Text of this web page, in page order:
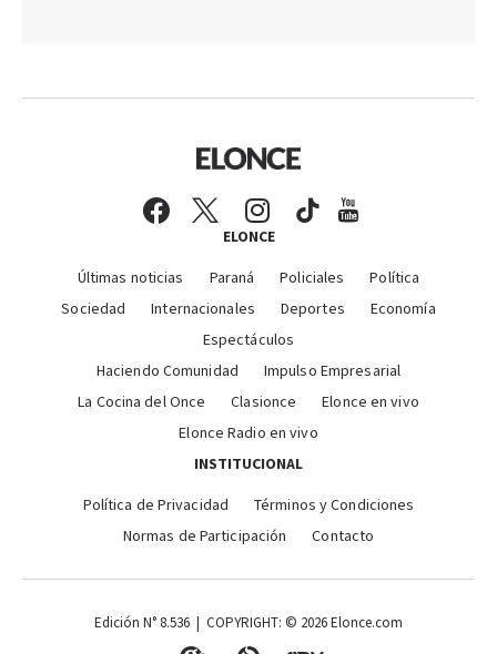
ELONCE
Últimas noticias Paraná Policiales
Política
Sociedad
Internacionales Deportes
Economía
Espectáculos
Haciendo Comunidad
Impulso Empresarial
La Cocina del Once
Clasionce
Elonce en vivo
Elonce Radio en vivo
INSTITUCIONAL
Política de Privacidad
Términos y Condiciones
Normas de Participación
Contacto
Edición N° 8.536 | COPYRIGHT: © 2026 Elonce.com